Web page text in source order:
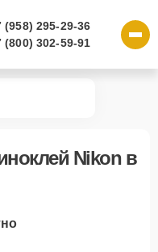
(958) 295-29-36
(800) 302-59-91
Nikonв